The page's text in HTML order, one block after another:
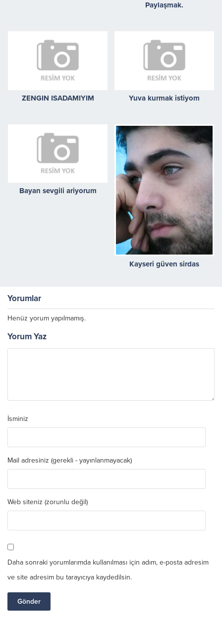
Paylaşmak.
ZENGIN ISADAMIYIM Yuva kurmak istiyom
Bayan sevgili ariyorum
Kayseri güven sirdas
Yorumlar
Henüz yorum yapılmamış.
Yorum Yaz
İsminiz
Mail adresiniz (gerekli - yayınlanmayacak)
Web siteniz (zorunlu değil)
Daha sonraki yorumlarımda kullanılması için adım, e-posta adresim
ve site adresim bu tarayıcıya kaydedilsin.